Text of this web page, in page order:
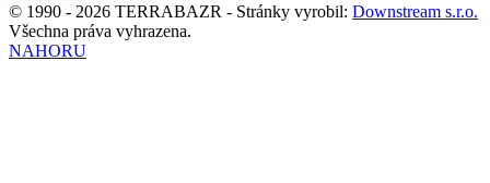
© 1990 - 2026 TERRABAZR - Stránky vyrobil: Downstream s.r.o.
Všechna práva vyhrazena.
NAHORU